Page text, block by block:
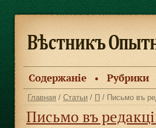
Содержанiе ● Рубрики
Главная / Статьи / П / Письмо въ
Письмо въ